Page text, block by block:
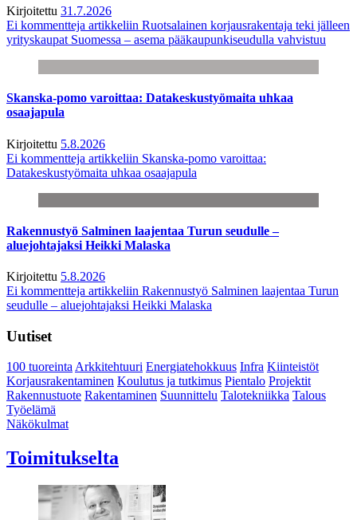
Kirjoitettu 31.7.2026
Ei kommentteja artikkeliin Ruotsalainen korjausrakentaja teki jälleen
yrityskaupat Suomessa – asema pääkaupunkiseudulla vahvistuu
Skanska-pomo varoittaa: Datakeskustyömaita uhkaa
osaajapula
Kirjoitettu 5.8.2026
Ei kommentteja artikkeliin Skanska-pomo varoittaa:
Datakeskustyömaita uhkaa osaajapula
Rakennustyö Salminen laajentaa Turun seudulle –
aluejohtajaksi Heikki Malaska
Kirjoitettu 5.8.2026
Ei kommentteja artikkeliin Rakennustyö Salminen laajentaa Turun
seudulle – aluejohtajaksi Heikki Malaska
Uutiset
100 tuoreintaArkkitehtuuri Energiatehokkuus Infra Kiinteistöt
Korjausrakentaminen Koulutus ja tutkimus Pientalo Projektit
Rakennustuote Rakentaminen Suunnittelu Talotekniikka Talous
Työelämä
Näkökulmat
Toimitukselta